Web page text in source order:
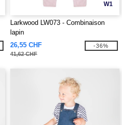
W1
Larkwood LW073 - Combinaison
lapin
26,55 CHF
41,62 CHF
-36%